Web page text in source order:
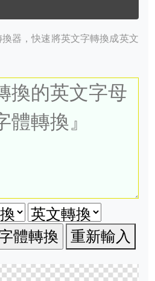
器，快速將英文字轉換成英文
重新輸入